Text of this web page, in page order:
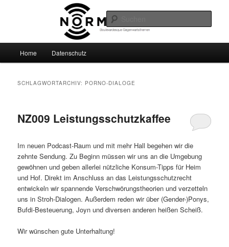
Normalzeit
Boulevardesque Gegenwartsthemen
Home Datenschutz
SCHLAGWORTARCHIV: PORNO-DIALOGE
NZ009 Leistungsschutzkaffee
Im neuen Podcast-Raum und mit mehr Hall begehen wir die
zehnte Sendung. Zu Beginn müssen wir uns an die Umgebung
gewöhnen und geben allerlei nützliche Konsum-Tipps für Heim
und Hof. Direkt im Anschluss an das Leistungsschutzrecht
entwickeln wir spannende Verschwörungstheorien und verzetteln
uns in Stroh-Dialogen. Außerdem reden wir über (Gender-)Ponys,
Bufdi-Besteuerung, Joyn und diversen anderen heißen Scheiß.
Wir wünschen gute Unterhaltung!